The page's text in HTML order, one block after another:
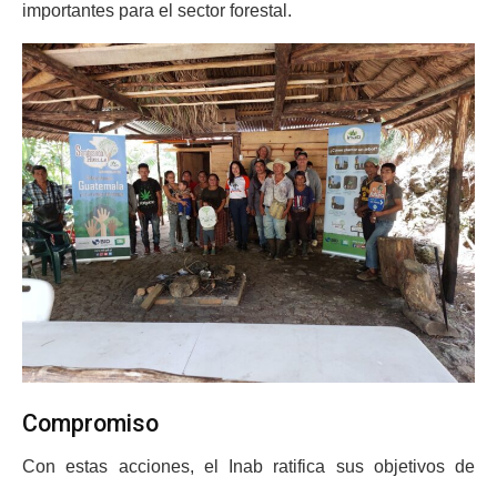
importantes para el sector forestal.
Compromiso
Con estas acciones, el Inab ratifica sus objetivos de